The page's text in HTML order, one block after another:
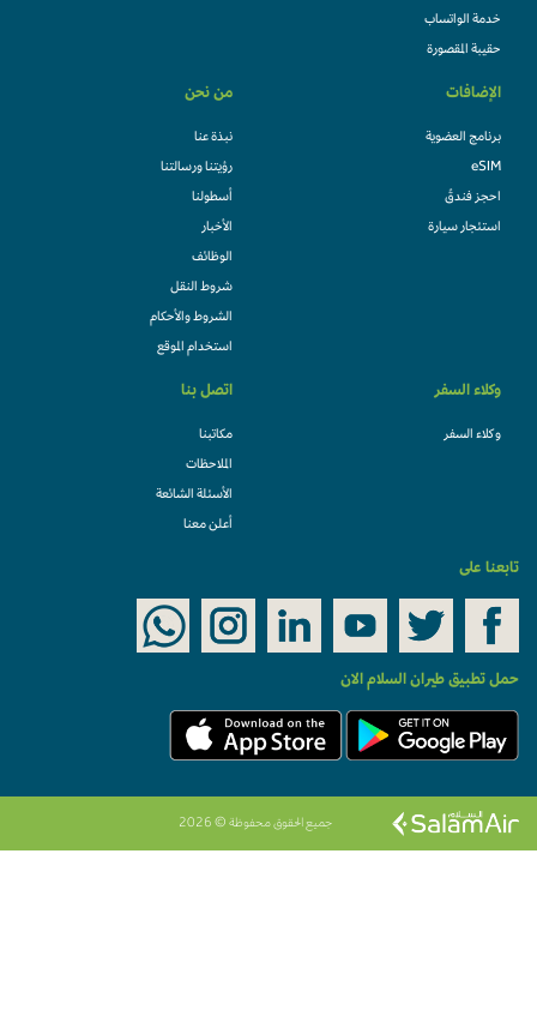
خدمة الواتساب
حقيبة المقصورة
الإضافات
برنامج العضوية
eSIM
احجز فندقً
استئجار سيارة
من نحن
نبذة عنا
رؤيتنا ورسالتنا
أسطولنا
الأخبار
الوظائف
شروط النقل
الشروط والأحكام
استخدام الموقع
وكلاء السفر
وكلاء السفر
اتصل بنا
مكاتبنا
الملاحظات
الأسئلة الشائعة
أعلن معنا
تابعنا على
حمل تطبيق طيران السلام الان
جميع الحقوق محفوظة © 2026